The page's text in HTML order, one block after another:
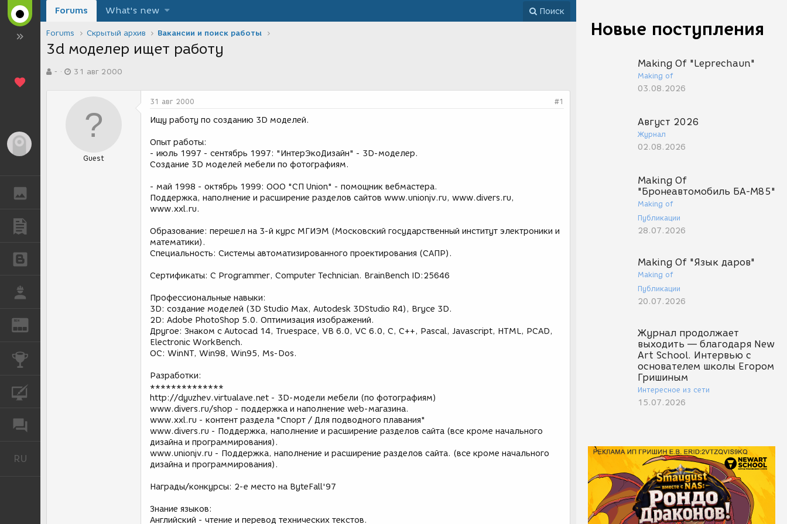
REN
RU
Новые поступления
Making Of "Leprechaun"
Making of
03.08.2026
Август 2026
Журнал
02.08.2026
Making Of
"Бронеавтомобиль БА-М85"
Making of
Публикации
28.07.2026
Making Of "Язык даров"
Making of
Публикации
20.07.2026
Журнал продолжает
выходить — благодаря New
Art School. Интервью с
основателем школы Егором
Гришиным
Интересное из сети
15.07.2026
Forums What's new Поиск
Forums Скрытый архив Вакансии и поиск работы
3d моделер ищет работу
в-
а
31 авг 2000
Guest
31 авг 2000 #1
Ищу работу по созданию 3D моделей.
Опыт работы:
- июль 1997 - сентябрь 1997: "ИнтерЭкоДизайн" - 3D-моделер.
Создание 3D моделей мебели по фотографиям.
- май 1998 - октябрь 1999: ООО "СП Union" - помощник вебмастера.
Поддержка, наполнение и расширение разделов сайтов www.unionjv.ru, www.divers.ru,
www.xxl.ru.
Образование: перешел на 3-й курс МГИЭМ (Московский государственный институт электроники и
математики).
Специальность: Системы автоматизированного проектирования (САПР).
Сертификаты: C Programmer, Computer Technician. BrainBench ID:25646
Профессиональные навыки:
3D: создание моделей (3D Studio Max, Autodesk 3DStudio R4), Bryce 3D.
2D: Adobe PhotoShop 5.0. Оптимизация изображений.
Другое: Знаком с Autocad 14, Truespace, VB 6.0, VC 6.0, С, С++, Pascal, Javascript, HTML, PCAD,
Electronic WorkBench.
ОС: WinNT, Win98, Win95, Ms-Dos.
Разработки:
**************
http://dyuzhev.virtualave.net - 3D-модели мебели (по фотографиям)
www.divers.ru/shop - поддержка и наполнение web-магазина.
www.xxl.ru - контент раздела "Спорт / Для подводного плавания"
www.divers.ru - Поддержка, наполнение и расширение разделов сайта (все кроме начального
дизайна и программирования).
www.unionjv.ru - Поддержка, наполнение и расширение разделов сайта. (все кроме начального
дизайна и программирования).
Награды/конкурсы: 2-е место на ByteFall'97
Знание языков:
Английский - чтение и перевод технических текстов.